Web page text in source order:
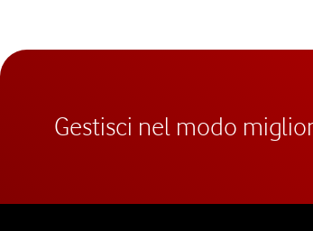
Gestisci nel modo